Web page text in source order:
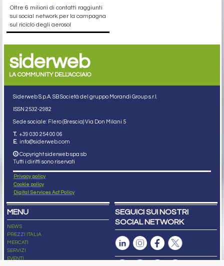
Oltre 6 milioni di contatti raggiunti
sui social network per la campagna
sul riciclo degli aerosol
siderweb
LA COMMUNITY DELL'ACCIAIO
Siderweb S.p.A. SB Società del gruppo Morandi Group s.r.l.
ISSN 2532-2982
Sede sociale: Flero (Brescia) Via Don Milani 5
T. +39 030 254 00 06
E. info@siderweb.com
Copyright siderweb spa sb
Tutti i diritti sono riservati
Privacy policy
Cookie policy
Digital Services Act Policy
MENU
NEWS
PREZZI ITALIA
MERCATI
SERVIZI
EVENTI
SEGUICI SUI NOSTRI
SOCIAL NETWORK